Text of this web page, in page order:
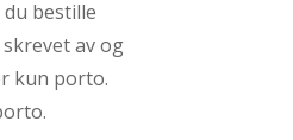
bestille
av og
kun porto.